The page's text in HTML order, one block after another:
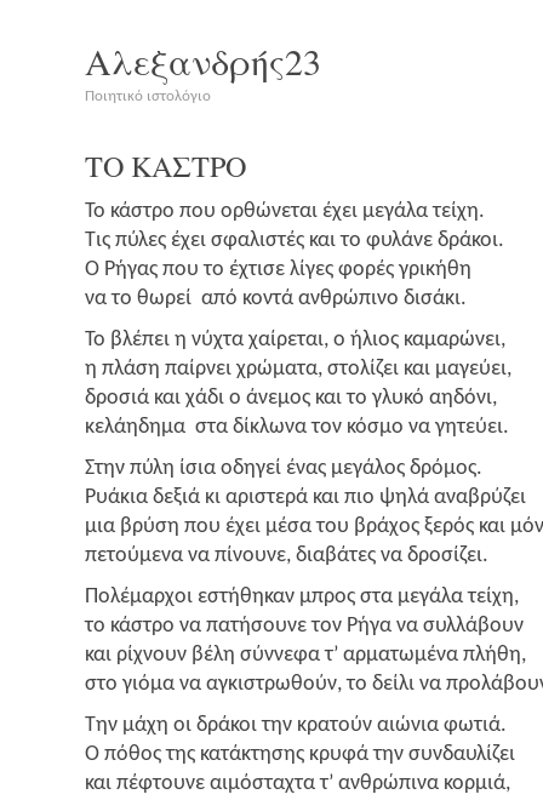
Αλεξανδρής23
Ποιητικό ιστολόγιο
ΤΟ ΚΑΣΤΡΟ
Το κάστρο που ορθώ­νε­ται έχει μεγά­λα τεί­χη.
Τις πύλες έχει σφα­λι­στές και το φυλά­νε δρά­κοι.
Ο Ρήγας που το έχτι­σε λίγες φορές γρι­κή­θη
να το θωρεί από κοντά ανθρώ­πι­νο δισάκι.
Το βλέ­πει η νύχτα χαί­ρε­ται, ο ήλιος καμα­ρώ­νει,
η πλά­ση παίρ­νει χρώ­μα­τα, στο­λί­ζει και μαγεύ­ει,
δρο­σιά και χάδι ο άνε­μος και το γλυ­κό αηδό­νι,
κελά­η­δη­μα στα δίκλω­να τον κόσμο να γητεύει.
Στην πύλη ίσια οδη­γεί ένας μεγά­λος δρό­μος.
Ρυά­κια δεξιά κι αρι­στε­ρά και πιο ψηλά ανα­βρύ­ζει
μια βρύ­ση που έχει μέσα του βρά­χος ξερός και
πετού­με­να να πίνου­νε, δια­βά­τες να δροσίζει.
Πολέ­μαρ­χοι εστή­θη­καν μπρος στα μεγά­λα τεί­χη,
το κάστρο να πατή­σου­νε τον Ρήγα να συλ­λά­βουν
και ρίχνουν βέλη σύν­νε­φα τ’ αρμα­τω­μέ­να πλή­θη,
στο γιό­μα να αγκι­στρω­θούν, το δεί­λι να
Την μάχη οι δρά­κοι την κρα­τούν αιώ­νια φωτιά.
Ο πόθος της κατά­κτη­σης κρυ­φά την συν­δαυ­λί­ζει
και πέφτου­νε αιμό­στα­χτα τ’ ανθρώ­πι­να κορ­μιά,